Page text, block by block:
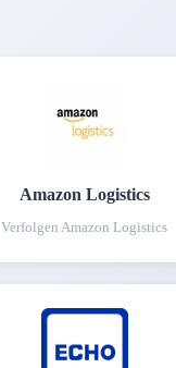
Amazon Logistics
Verfolgen Amazon Logistics